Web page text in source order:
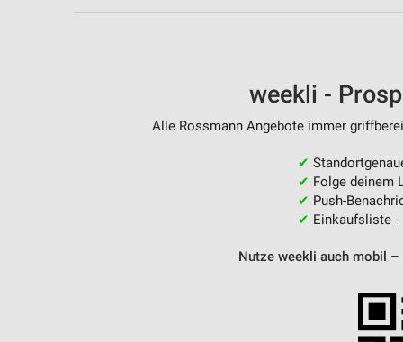
weekli -
Alle Rossmann Angebote immer
✔
✔ Folge deinem
✔ Push-
✔ Einkaufsliste -
Nutze weekli auch mobil –